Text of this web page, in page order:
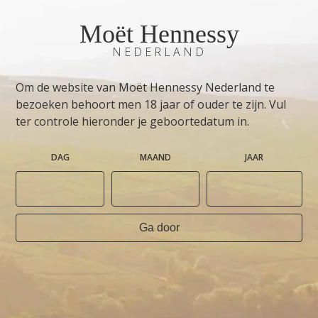
Moët Hennessy
NEDERLAND
Om de website van Moët Hennessy Nederland te
bezoeken behoort men 18 jaar of ouder te zijn. Vul
ter controle hieronder je geboortedatum in.
DAG MAAND JAAR